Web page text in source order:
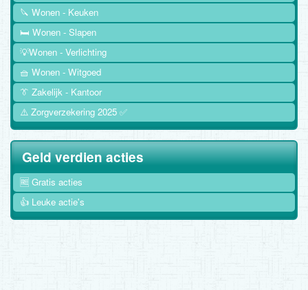
🔪 Wonen - Keuken
🛏️ Wonen - Slapen
💡Wonen - Verlichting
🧺 Wonen - Witgoed
👔 Zakelijk - Kantoor
⚠️ Zorgverzekering 2025 ✅
Geld verdien acties
🆓 Gratis acties
👍 Leuke actie's